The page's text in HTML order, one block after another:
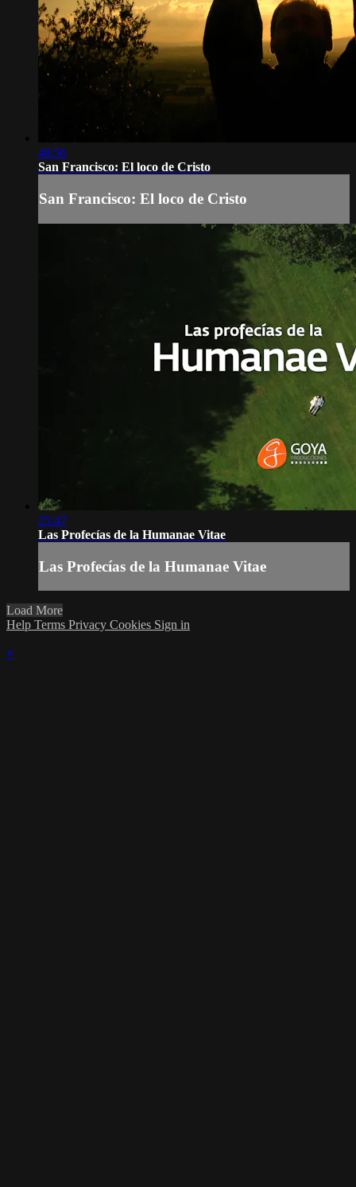
48:56
San Francisco: El loco de Cristo
San Francisco: El loco de Cristo
25:47
Las Profecías de la Humanae Vitae
Las Profecías de la Humanae Vitae
Load More
Help Terms Privacy Cookies Sign in
×